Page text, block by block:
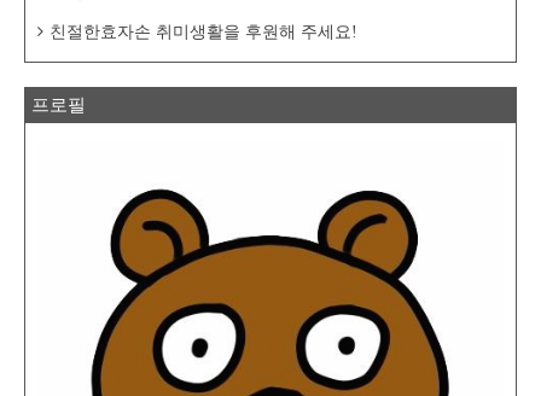
친절한효자손 취미생활을 후원해 주세요!
프로필